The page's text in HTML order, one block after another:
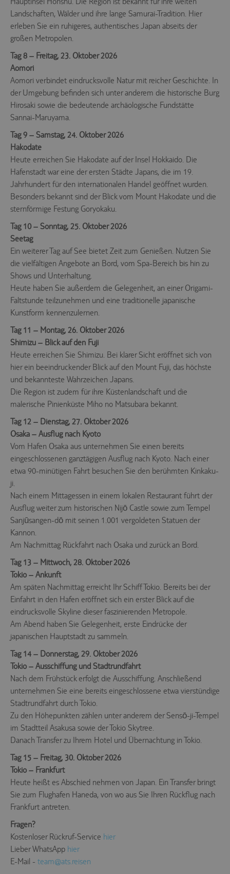
Landschaften, Wälder und ihre lange Samurai-Tradition. Hier
erleben Sie ein ruhigeres, authentisches Japan abseits der
großen Metropolen.
Tag 8 – Freitag, 23. Oktober 2026
Aomori
Aomori verbindet eindrucksvolle Natur mit reicher Geschichte. In
der Umgebung befinden sich unter anderem die historische Burg
Hirosaki sowie die bedeutende archäologische Fundstätte
Sannai-Maruyama.
Tag 9 – Samstag, 24. Oktober 2026
Hakodate
Heute erreichen Sie Hakodate auf der Insel Hokkaido. Die
Hafenstadt war eine der ersten Städte Japans, die im 19.
Jahrhundert für den internationalen Handel geöffnet wurden.
Besonders bekannt sind der Blick vom Mount Hakodate und die
sternförmige Festung Goryokaku.
Tag 10 – Sonntag, 25. Oktober 2026
Seetag
Ein weiterer Tag auf See bietet Zeit zum Genießen. Nutzen Sie
die vielfältigen Angebote an Bord, vom Spa-Bereich bis hin zu
Shows und Unterhaltung.
Heute haben Sie außerdem die Gelegenheit, an einer Origami-
Faltstunde teilzunehmen und eine traditionelle japanische
Kunstform kennenzulernen.
Tag 11 – Montag, 26. Oktober 2026
Shimizu – Blick auf den Fuji
Heute erreichen Sie Shimizu. Bei klarer Sicht eröffnet sich von
hier ein beeindruckender Blick auf den Mount Fuji, das höchste
und bekannteste Wahrzeichen Japans.
Die Region ist zudem für ihre Küstenlandschaft und die
malerische Pinienküste Miho no Matsubara bekannt.
Tag 12 – Dienstag, 27. Oktober 2026
Osaka – Ausflug nach Kyoto
Vom Hafen Osaka aus unternehmen Sie einen bereits
eingeschlossenen ganztägigen Ausflug nach Kyoto. Nach einer
etwa 90-minütigen Fahrt besuchen Sie den berühmten Kinkaku-
ji.
Nach einem Mittagessen in einem lokalen Restaurant führt der
Ausflug weiter zum historischen Nijō Castle sowie zum Tempel
Sanjūsangen-dō mit seinen 1.001 vergoldeten Statuen der
Kannon.
Am Nachmittag Rückfahrt nach Osaka und zurück an Bord.
Tag 13 – Mittwoch, 28. Oktober 2026
Tokio – Ankunft
Am späten Nachmittag erreicht Ihr Schiff Tokio. Bereits bei der
Einfahrt in den Hafen eröffnet sich ein erster Blick auf die
eindrucksvolle Skyline dieser faszinierenden Metropole.
Am Abend haben Sie Gelegenheit, erste Eindrücke der
japanischen Hauptstadt zu sammeln.
Tag 14 – Donnerstag, 29. Oktober 2026
Tokio – Ausschiffung und Stadtrundfahrt
Nach dem Frühstück erfolgt die Ausschiffung. Anschließend
unternehmen Sie eine bereits eingeschlossene etwa vierstündige
Stadtrundfahrt durch Tokio.
Zu den Höhepunkten zählen unter anderem der Sensō-ji-Tempel
im Stadtteil Asakusa sowie der Tokio Skytree.
Danach Transfer zu Ihrem Hotel und Übernachtung in Tokio.
Tag 15 – Freitag, 30. Oktober 2026
Tokio – Frankfurt
Heute heißt es Abschied nehmen von Japan. Ein Transfer bringt
Sie zum Flughafen Haneda, von wo aus Sie Ihren Rückflug nach
Frankfurt antreten.
Fragen?
Kostenloser Rückruf-Service hier
Lieber WhatsApp hier
E-Mail - team@ats.reisen